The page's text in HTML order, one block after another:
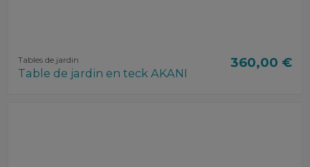
Tables de jardin
Table de jardin en teck AKANI
360,00 €